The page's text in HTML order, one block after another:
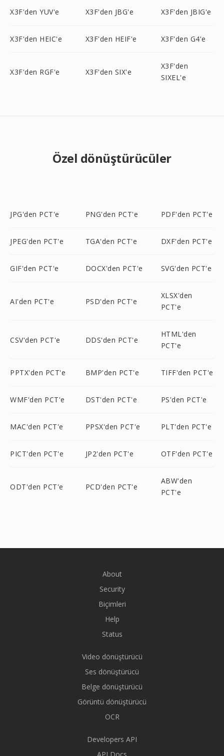
X3F'den YUV'e X3F'den JBG'e X3F'den JBIG'e
X3F'den HEIC'e X3F'den HEIF'e X3F'den G4'e
X3F'den RGF'e X3F'den SIX'e
X3F'den
SIXEL'e
Özel dönüştürücüler
JPG'den PCT'e PNG'den PCT'e PDF'den PCT'e
JPEG'den PCT'e TGA'den PCT'e DXF'den PCT'e
GIF'den PCT'e DOCX'den PCT'e SVG'den PCT'e
AI'den PCT'e PSD'den PCT'e
XLSX'den
PCT'e
CSV'den PCT'e DDS'den PCT'e
HTML'den
PCT'e
PPTX'den PCT'e BMP'den PCT'e TIFF'den PCT'e
WMF'den PCT'e DST'den PCT'e PS'den PCT'e
MAC'den PCT'e PPSX'den PCT'e PLT'den PCT'e
PICT'den PCT'e JP2'den PCT'e OTF'den PCT'e
ODT'den PCT'e PCD'den PCT'e
ABW'den
PCT'e
About
Security
Biçimleri
Help
Status
Video dönüştürücü
Ses dönüştürücü
Belge dönüştürücü
Görüntü dönüştürücü
OCR
Developers API